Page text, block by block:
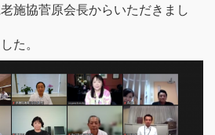
施協菅原会長からいただきまし
た。